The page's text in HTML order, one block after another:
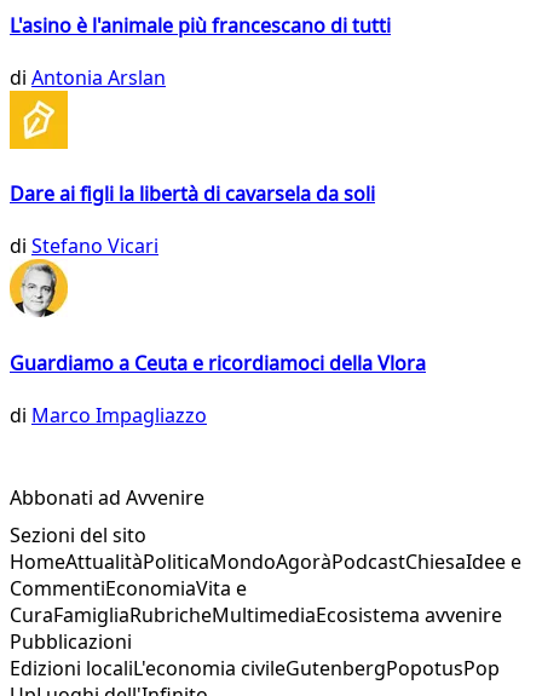
L'asino è l'animale più francescano di tutti
di Antonia Arslan
Dare ai figli la libertà di cavarsela da soli
di Stefano Vicari
Guardiamo a Ceuta e ricordiamoci della Vlora
di Marco Impagliazzo
Abbonati ad Avvenire
Sezioni del sito
HomeAttualitàPoliticaMondoAgoràPodcastChiesaIdee e
CommentiEconomiaVita e
CuraFamigliaRubricheMultimediaEcosistema avvenire
Pubblicazioni
Edizioni localiL'economia civileGutenbergPopotusPop